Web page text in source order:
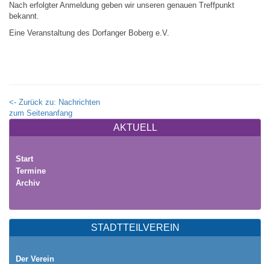
AKTUELL
Start
Termine
Archiv
STADTTEILVEREIN
Der Verein
Nach erfolgter Anmeldung geben wir unseren genauen Treffpunkt
bekannt.
Eine Veranstaltung des Dorfanger Boberg e.V.
<- Zurück zu: Nachrichten
zum Seitenanfang